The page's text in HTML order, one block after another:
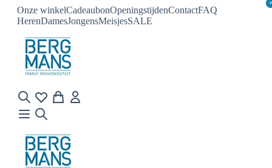
Onze winkelCadeaubonOpeningstijdenContactFAQ
HerenDamesJongensMeisjesSALE
×
×